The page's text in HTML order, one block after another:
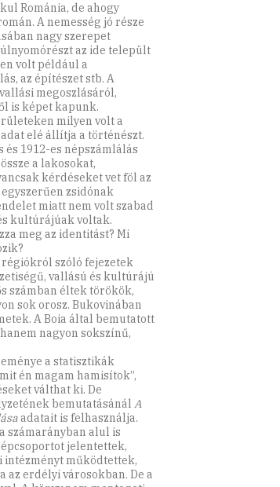
Románia, de ahogy
A nemesség jó része
nagy szerepet
az ide települt
volt például a
az építészet stb. A
megoszlásáról,
is képet kapunk.
milyen volt a
elé állítja a történészt.
1912-es népszámlálás
a lakosokat,
kérdéseket vet föl az
zsidónak
miatt nem volt szabad
kultúrájúak voltak.
meg az identitást? Mi
szóló fejezetek
vallású és kultúrájú
számban éltek törökök,
sok orosz. Bukovinában
A Boia által bemutatott
nagyon sokszínű,
a statisztikák
én magam hamisítok”,
válthat ki. De
bemutatásánál A
adatait is felhasználja.
számarányban alul is
jelentettek,
működtettek,
az erdélyi városokban. De a